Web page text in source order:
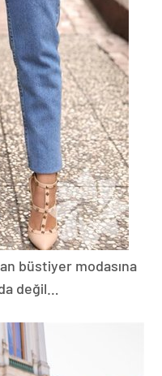
büstiyer modasına
değil…